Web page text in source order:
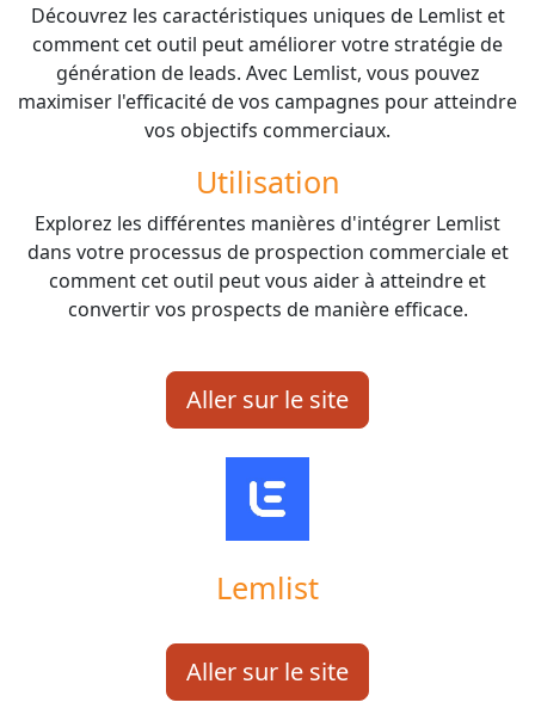
Découvrez les caractéristiques uniques de Lemlist et
comment cet outil peut améliorer votre stratégie de
génération de leads. Avec Lemlist, vous pouvez
maximiser l'efficacité de vos campagnes pour atteindre
vos objectifs commerciaux.
Utilisation
Explorez les différentes manières d'intégrer Lemlist
dans votre processus de prospection commerciale et
comment cet outil peut vous aider à atteindre et
convertir vos prospects de manière efficace.
Aller sur le site
Lemlist
Aller sur le site